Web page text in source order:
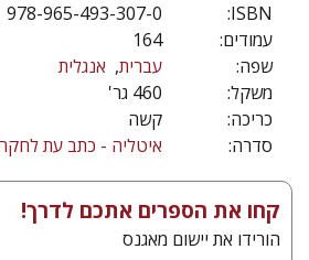
ISBN:
978-965-493-307-0
עמודים:
164
שפה:
עברית אנגלית
משקל:
460 גר'
כריכה:
קשה
סדרה:
קחו את הספרים אתכם לדרך!
הורידו את יישום מאגנס